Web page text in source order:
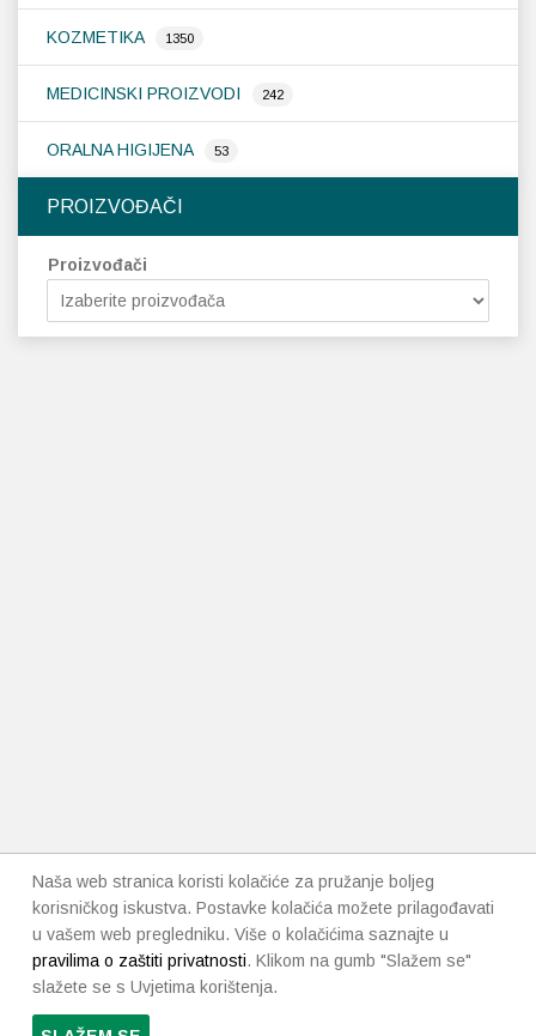
KOZMETIKA 1350
MEDICINSKI PROIZVODI 242
ORALNA HIGIJENA 53
PROIZVOĐAČI
Proizvođači
Naša web stranica koristi kolačiće za pružanje boljeg
korisničkog iskustva. Postavke kolačića možete prilagođavati
u vašem web pregledniku. Više o kolačićima saznajte u
pravilima o zaštiti privatnosti. Klikom na gumb "Slažem se"
slažete se s Uvjetima korištenja.